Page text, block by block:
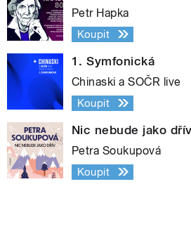
Petr Hapka
Koupit
1. Symfonická
Chinaski a SOČR live
Koupit
Nic nebude jako dřív
Petra Soukupová
Koupit